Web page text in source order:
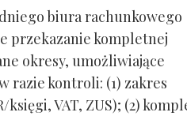
biura rachunkowego
przekazanie kompletnej
okresy, umożliwiające
razie kontroli: (1) zakres
VAT, ZUS); (2)